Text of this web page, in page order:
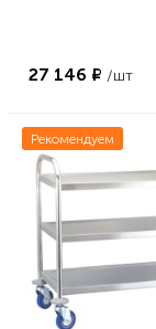
27 146 ₽ /шт
Рекомендуем